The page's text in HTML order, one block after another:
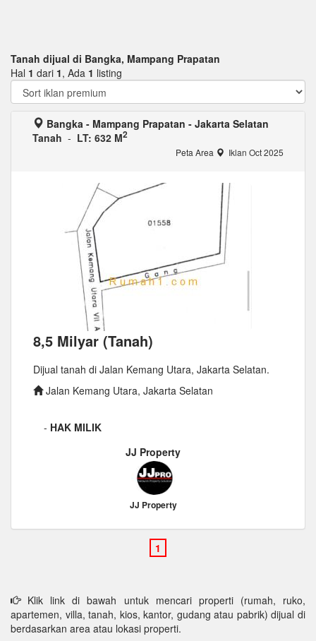
Tanah dijual di Bangka, Mampang Prapatan
Hal 1 dari 1, Ada 1 listing
Bangka - Mampang Prapatan - Jakarta Selatan
Tanah - LT: 632 M2
Peta Area Iklan Oct 2025
8,5 Milyar (Tanah)
Dijual tanah di Jalan Kemang Utara, Jakarta Selatan.
Jalan Kemang Utara, Jakarta Selatan
- HAK MILIK
JJ Property
JJ Property
Klik link di bawah untuk mencari properti (rumah, ruko,
apartemen, villa, tanah, kios, kantor, gudang atau pabrik) dijual di
berdasarkan area atau lokasi properti.